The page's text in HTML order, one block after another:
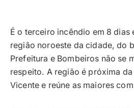
É o terceiro incêndio em 8 dias
região noroeste da cidade, do
Prefeitura e Bombeiros não se
respeito. A região é próxima
Vicente e reúne as maiores